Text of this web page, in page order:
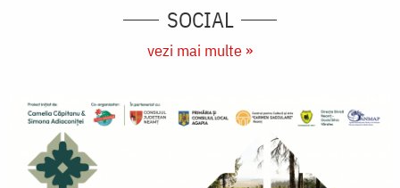
SOCIAL
vezi mai multe »